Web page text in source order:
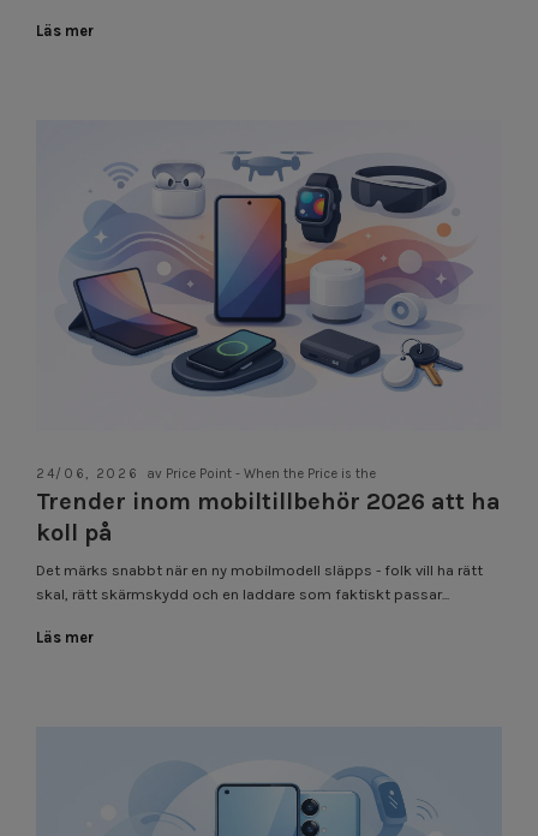
Läs mer
24/06, 2026 av Price Point - When the Price is the
Trender inom mobiltillbehör 2026 att ha
koll på
Det märks snabbt när en ny mobilmodell släpps - folk vill ha rätt
skal, rätt skärmskydd och en laddare som faktiskt passar...
Läs mer